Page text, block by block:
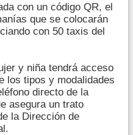
con un código QR, el
que se colocarán
con 50 taxis del
y niña tendrá acceso
los tipos y modalidades
directo de la
asegura un trato
la Dirección de